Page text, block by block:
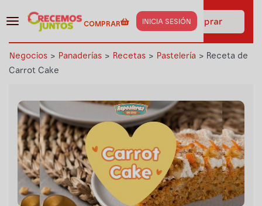
COMPRAR INICIA SESIÓN
¡Haz clic aquí y obtén los
insumos de esta receta al
instante!
Ir a comprar
Negocios > Panaderías > Recetas > Pastelería > Receta de
Carrot Cake